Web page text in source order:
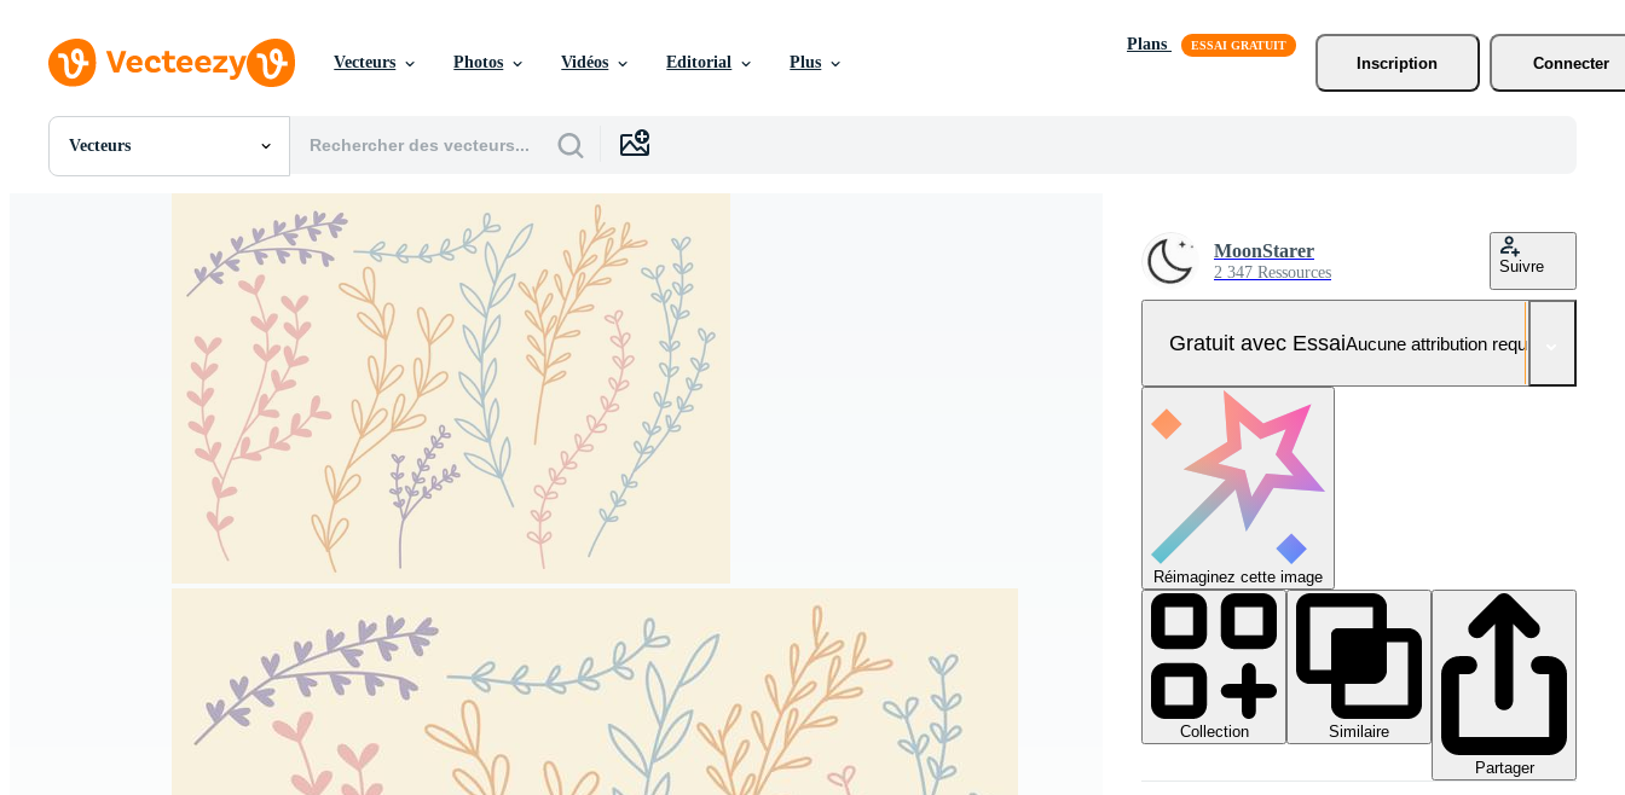
Vecteurs Photos Vidéos Editorial Plus
Plans
Inscription
Connecter
Vecteurs
Toutes Images
Motion graphics
Images Éditoriales
Événements Éditoriaux
MoonStarer
2 347 Ressources Suivre
Gratuit avec EssaiAucune attribution requise
Réimaginez cette image
Collection
Similaire
Partager